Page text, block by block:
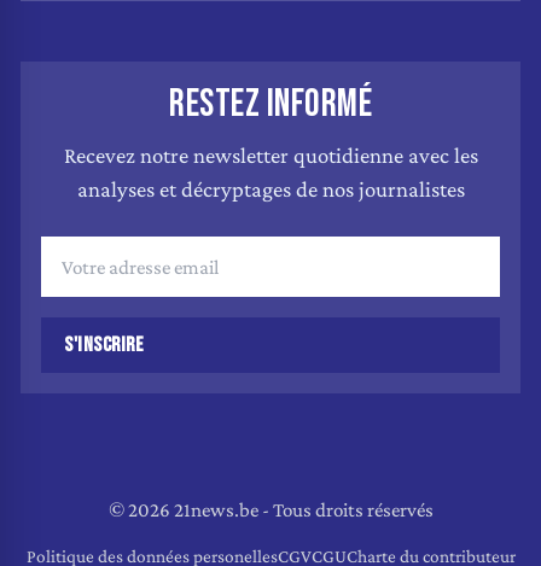
RESTEZ INFORMÉ
Recevez notre newsletter quotidienne avec les
analyses et décryptages de nos journalistes
S'INSCRIRE
© 2026 21news.be - Tous droits réservés
Politique des données personellesCGVCGUCharte du contributeur